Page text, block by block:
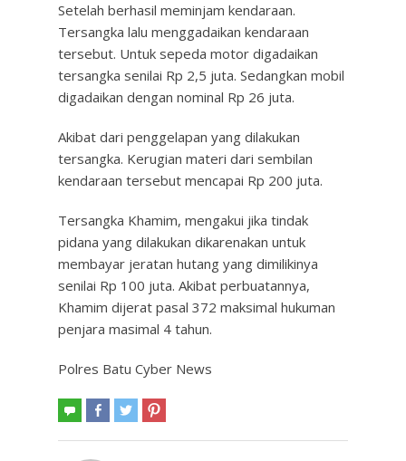
Setelah berhasil meminjam kendaraan.
Tersangka lalu menggadaikan kendaraan
tersebut. Untuk sepeda motor digadaikan
tersangka senilai Rp 2,5 juta. Sedangkan mobil
digadaikan dengan nominal Rp 26 juta.
Akibat dari penggelapan yang dilakukan
tersangka. Kerugian materi dari sembilan
kendaraan tersebut mencapai Rp 200 juta.
Tersangka Khamim, mengakui jika tindak
pidana yang dilakukan dikarenakan untuk
membayar jeratan hutang yang dimilikinya
senilai Rp 100 juta. Akibat perbuatannya,
Khamim dijerat pasal 372 maksimal hukuman
penjara masimal 4 tahun.
Polres Batu Cyber News